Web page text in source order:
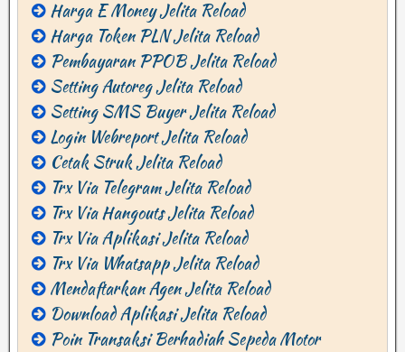
Harga E Money Jelita Reload
Harga Token PLN Jelita Reload
Pembayaran PPOB Jelita Reload
Setting Autoreg Jelita Reload
Setting SMS Buyer Jelita Reload
Login Webreport Jelita Reload
Cetak Struk Jelita Reload
Trx Via Telegram Jelita Reload
Trx Via Hangouts Jelita Reload
Trx Via Aplikasi Jelita Reload
Trx Via Whatsapp Jelita Reload
Mendaftarkan Agen Jelita Reload
Download Aplikasi Jelita Reload
Poin Transaksi Berhadiah Sepeda Motor